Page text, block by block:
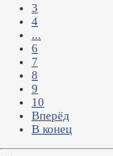
3
4
...
6
7
8
9
10
Вперёд
В конец